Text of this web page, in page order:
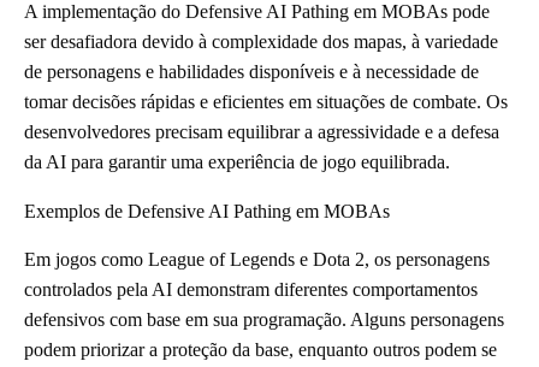
A implementação do Defensive AI Pathing em MOBAs pode
ser desafiadora devido à complexidade dos mapas, à variedade
de personagens e habilidades disponíveis e à necessidade de
tomar decisões rápidas e eficientes em situações de combate. Os
desenvolvedores precisam equilibrar a agressividade e a defesa
da AI para garantir uma experiência de jogo equilibrada.
Exemplos de Defensive AI Pathing em MOBAs
Em jogos como League of Legends e Dota 2, os personagens
controlados pela AI demonstram diferentes comportamentos
defensivos com base em sua programação. Alguns personagens
podem priorizar a proteção da base, enquanto outros podem se